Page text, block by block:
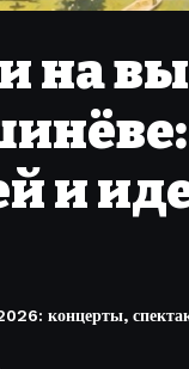
на
и
концерты,